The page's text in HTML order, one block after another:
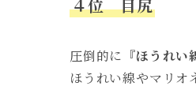
４位 目尻
圧倒的に 『ほうれい
ほうれい線やマリオ